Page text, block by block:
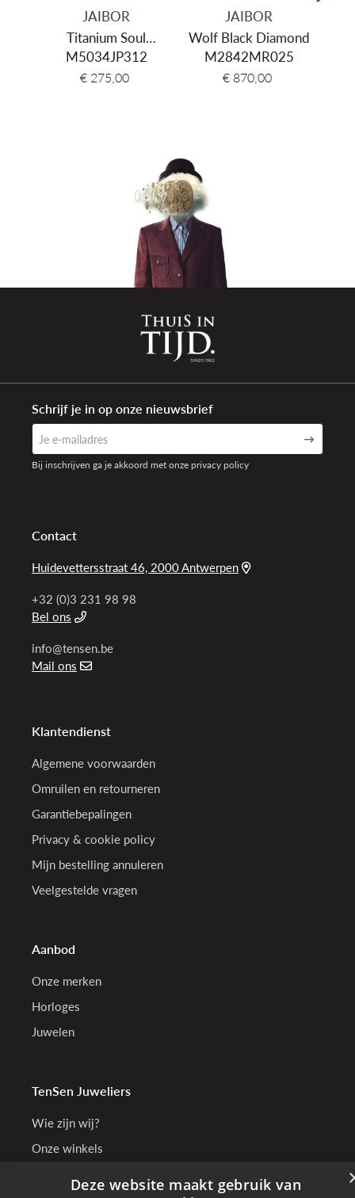
JAIBOR
Titanium Soul
Ceramics Onyx
M5034JP312
€ 275,00
JAIBOR
Wolf Black Diamond
M2842MR025
€ 870,00
Contact
Huidevettersstraat 46, 2000 Antwerpen
+32 (0)3 231 98 98
Bel ons
info@tensen.be
Mail ons
Klantendienst
Algemene voorwaarden
Omruilen en retourneren
Garantiebepalingen
Privacy & cookie policy
Mijn bestelling annuleren
Veelgestelde vragen
Aanbod
Onze merken
Horloges
Juwelen
TenSen Juweliers
Wie zijn wij?
Onze winkels
Schrijf je in op onze nieuwsbrief
Bij inschrijven ga je akkoord met onze privacy policy
Deze website maakt gebruik van